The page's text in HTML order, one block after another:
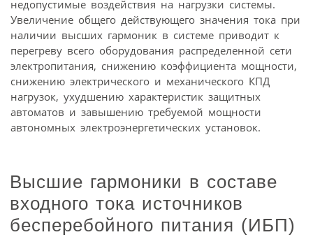
недопустимые воздействия на нагрузки системы.
Увеличение общего действующего значения тока при
наличии высших гармоник в системе приводит к
перегреву всего оборудования распределенной сети
электропитания, снижению коэффициента мощности,
снижению электрического и механического КПД
нагрузок, ухудшению характеристик защитных
автоматов и завышению требуемой мощности
автономных электроэнергетических установок.
Высшие гармоники в составе
входного тока источников
бесперебойного питания (ИБП)